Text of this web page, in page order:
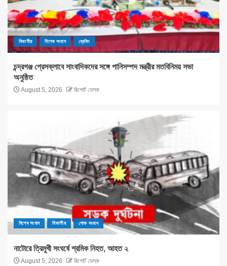
বিভাগীয় বিশেষ সংবাদ ব্রেকিং
চন্দ্রগঞ্জ প্রেসক্লাবে সাংবাদিকদের সঙ্গে পানিসম্পদ মন্ত্রীর মতবিনিময় সভা
অনুষ্ঠিত
August 5, 2026 রিপোর্ট ডেস্ক
বিশেষ সংবাদ বিভাগীয় শোক সংবাদ
নাটোরে ত্রিমুখী সংঘর্ষে শ্রমিক নিহত, আহত ২
August 5, 2026 রিপোর্ট ডেস্ক